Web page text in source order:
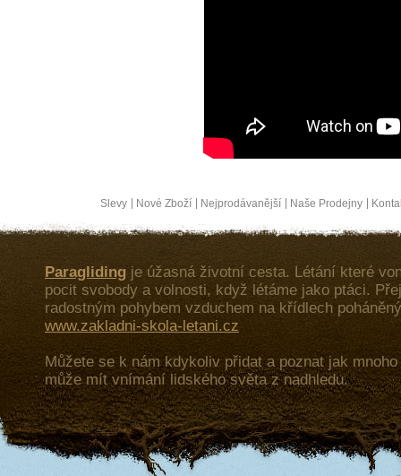
Slevy Nové Zboží Nejprodávanější Naše Prodejny
Paragliding je úžasná životní cesta. Létání které
pocit svobody a volnosti, když létáme jako ptáci.
radostným pohybem vzduchem na křídlech
www.zakladni-skola-letani.cz
Můžete se k nám kdykoliv přidat a poznat jak
může mít vnímání lidského světa z nadhledu.